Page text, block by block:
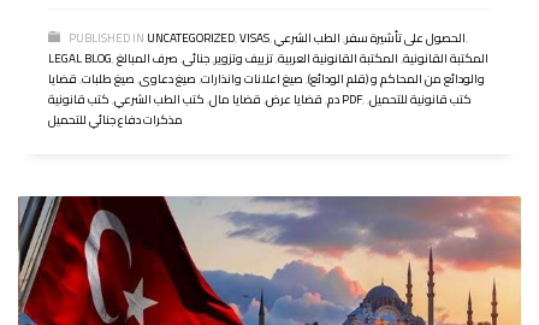
PUBLISHED IN UNCATEGORIZED,VISAS, الحصول على تأشيرة سفر,الطب الشرعي
,
LEGAL BLOG, المكتبة القانونية,المكتبة القانونية العربية,تزييف وتزوير,جنائى,صرف المبالغ
والودائع من المحاكم و (قلم الودائع),صيغ اعلانات وانذارات,صيغ دعاوى,صيغ طلبات,قضايا
دم,قضايا عرض,قضايا مال,كتب الطب الشرعي, كتب قانونية PDF, كتب قانونية للتحميل,
مذكرات دفاع جنائي للتحميل